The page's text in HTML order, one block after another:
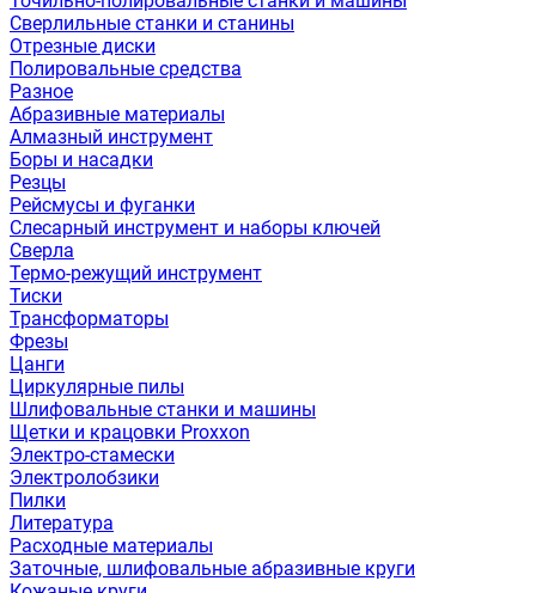
Сверлильные станки и станины
Отрезные диски
Полировальные средства
Разное
Абразивные материалы
Алмазный инструмент
Боры и насадки
Резцы
Рейсмусы и фуганки
Слесарный инструмент и наборы ключей
Сверла
Термо-режущий инструмент
Тиски
Трансформаторы
Фрезы
Цанги
Циркулярные пилы
Шлифовальные станки и машины
Щетки и крацовки Proxxon
Электро-стамески
Электролобзики
Пилки
Литература
Расходные материалы
Заточные, шлифовальные абразивные круги